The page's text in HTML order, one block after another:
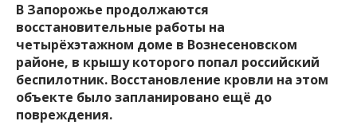
В Запорожье продолжаются
восстановительные работы на
четырёхэтажном доме в Вознесеновском
районе, в крышу которого попал российский
беспилотник. Восстановление кровли на этом
объекте было запланировано ещё до
повреждения.